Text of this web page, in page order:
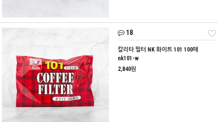
18
칼리타 필터 NK 화이트 101 100매
nk101-w
2,840원